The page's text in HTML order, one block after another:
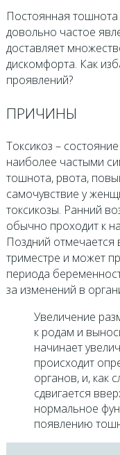
Постоянная
довольно частое
доставляет
дискомфорта. Как
проявлений?
ПРИЧИНЫ
Токсикоз –
наиболее частыми
тошнота, рвота,
самочувствие у
токсикозы. Ранний
обычно проходит к
Поздний отмечается
триместре и может
периода
за изменений в
Увеличение
к родам и
начинает
происходит
органов, и, как
сдвигается
нормальное
появлению